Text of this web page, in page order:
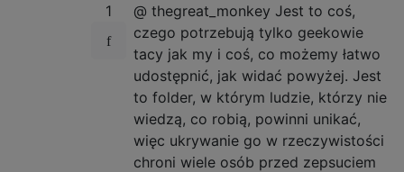
1
@ thegreat_monkey Jest to coś,
czego potrzebują tylko geekowie
tacy jak my i coś, co możemy łatwo
udostępnić, jak widać powyżej. Jest
to folder, w którym ludzie, którzy nie
wiedzą, co robią, powinni unikać,
więc ukrywanie go w rzeczywistości
chroni wiele osób przed zepsuciem